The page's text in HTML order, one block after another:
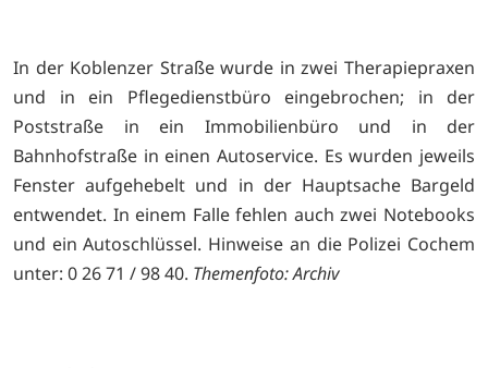
In der Koblenzer Straße wurde in zwei Therapiepraxen
und in ein Pflegedienstbüro eingebrochen; in der
Poststraße in ein Immobilienbüro und in der
Bahnhofstraße in einen Autoservice. Es wurden jeweils
Fenster aufgehebelt und in der Hauptsache Bargeld
entwendet. In einem Falle fehlen auch zwei Notebooks
und ein Autoschlüssel. Hinweise an die Polizei Cochem
unter: 0 26 71 / 98 40. Themenfoto: Archiv